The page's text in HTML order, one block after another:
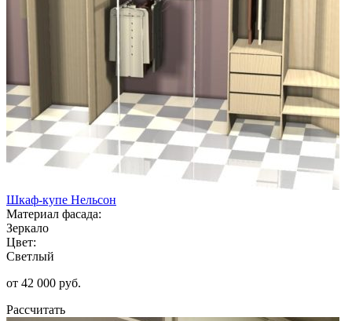
Шкаф-купе Нельсон
Материал фасада:
Зеркало
Цвет:
Светлый
от 42 000 руб.
Рассчитать